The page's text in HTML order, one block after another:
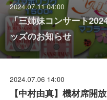
2024.07.11 04:00
「三姉妹コンサート
ッズのお知らせ
2024.07.06 14:00
【中村由真】機材席開